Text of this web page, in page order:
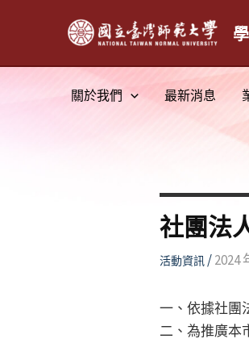
關於我們 最新消息
社團法
活動資訊/2024
一、依據社團
二、為推廣本